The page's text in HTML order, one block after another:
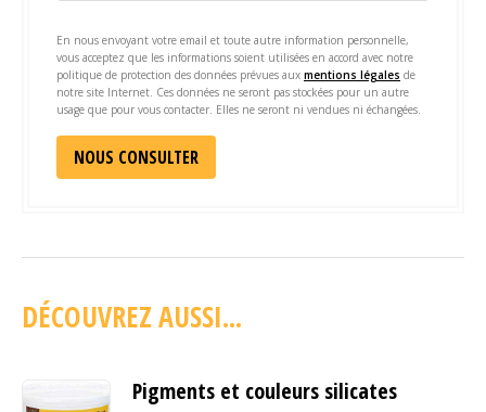
En nous envoyant votre email et toute autre information personnelle,
vous acceptez que les informations soient utilisées en accord avec notre
politique de protection des données prévues aux mentions légales de
notre site Internet. Ces données ne seront pas stockées pour un autre
usage que pour vous contacter. Elles ne seront ni vendues ni échangées.
DÉCOUVREZ AUSSI...
Pigments et couleurs silicates